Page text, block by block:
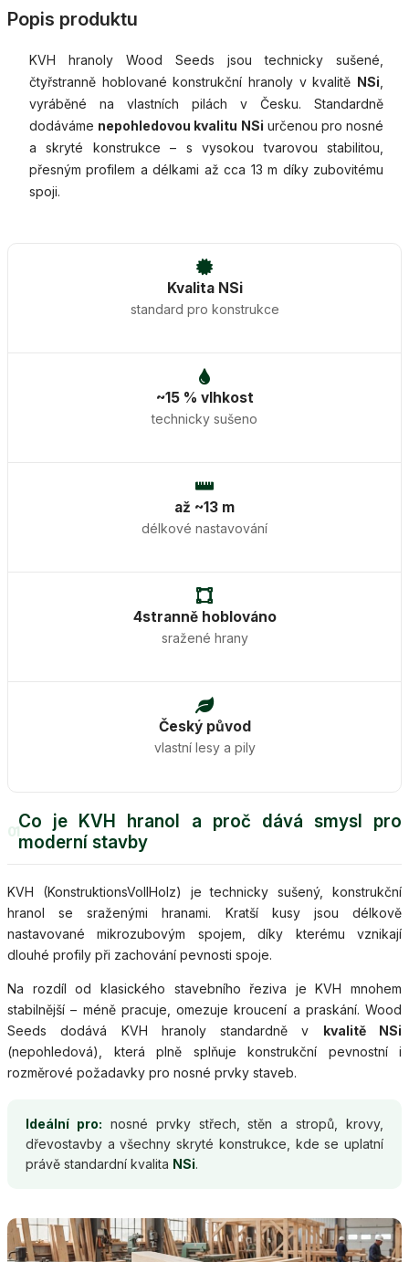
Popis produktu
KVH hranoly Wood Seeds jsou technicky sušené,
čtyřstranně hoblované konstrukční hranoly v kvalitě NSi
vyráběné na vlastních pilách v Česku. Standardně
dodáváme nepohledovou kvalitu NSi určenou pro nosné
a skryté konstrukce – s vysokou tvarovou stabilitou,
přesným profilem a délkami až cca 13 m díky zubovitému
spoji.
Kvalita NSi
standard pro konstrukce
~15 % vlhkost
technicky sušeno
až ~13 m
délkové nastavování
4stranně hoblováno
sražené hrany
Český původ
vlastní lesy a pily
01Co je KVH hranol a proč dává smysl pro
moderní stavby
KVH (KonstruktionsVollHolz) je technicky sušený, konstrukční
hranol se sraženými hranami. Kratší kusy jsou délkově
nastavované mikrozubovým spojem, díky kterému vznikají
dlouhé profily při zachování pevnosti spoje.
Na rozdíl od klasického stavebního řeziva je KVH mnohem
stabilnější – méně pracuje, omezuje kroucení a praskání. Wood
Seeds dodává KVH hranoly standardně v kvalitě NSi
(nepohledová), která plně splňuje konstrukční pevnostní i
rozměrové požadavky pro nosné prvky staveb.
Ideální pro: nosné prvky střech, stěn a stropů, krovy,
dřevostavby a všechny skryté konstrukce, kde se uplatní
právě standardní kvalita NSi.